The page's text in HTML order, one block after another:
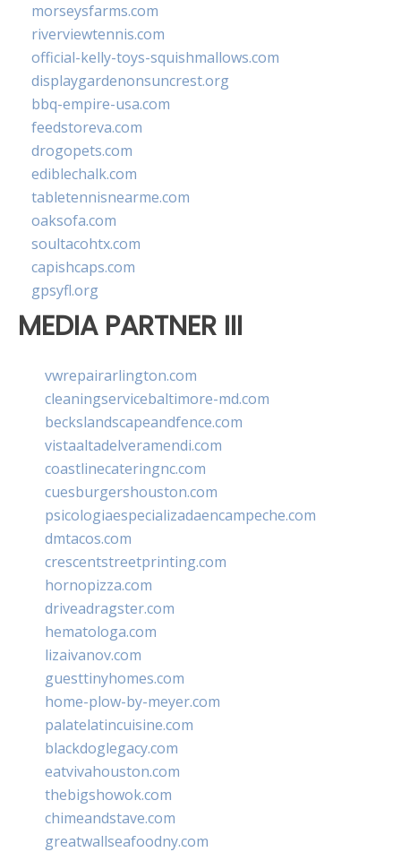
morseysfarms.com
riverviewtennis.com
official-kelly-toys-squishmallows.com
displaygardenonsuncrest.org
bbq-empire-usa.com
feedstoreva.com
drogopets.com
ediblechalk.com
tabletennisnearme.com
oaksofa.com
soultacohtx.com
capishcaps.com
gpsyfl.org
MEDIA PARTNER III
vwrepairarlington.com
cleaningservicebaltimore-md.com
beckslandscapeandfence.com
vistaaltadelveramendi.com
coastlinecateringnc.com
cuesburgershouston.com
psicologiaespecializadaencampeche.com
dmtacos.com
crescentstreetprinting.com
hornopizza.com
driveadragster.com
hematologa.com
lizaivanov.com
guesttinyhomes.com
home-plow-by-meyer.com
palatelatincuisine.com
blackdoglegacy.com
eatvivahouston.com
thebigshowok.com
chimeandstave.com
greatwallseafoodny.com